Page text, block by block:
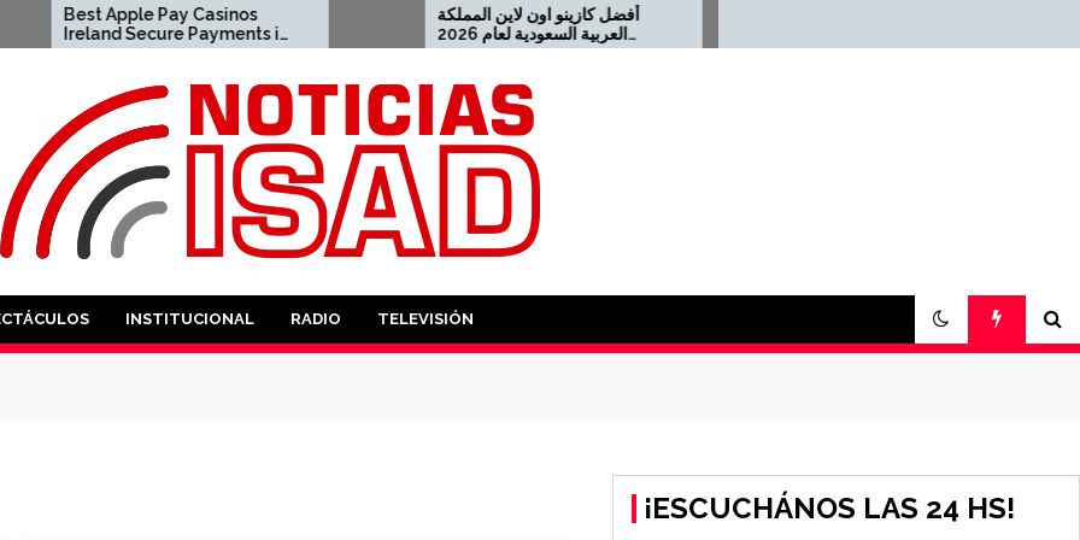
Apple Pay Casinos
Secure Payments in
04-23 apple pay
أفضل كازينو اون لاين المملكة
2021-08-04 كازينو USDT
INSTITUCIONAL RADIO TELEVISIÓN
¡ESCUCHÁNOS LAS 24 HS!